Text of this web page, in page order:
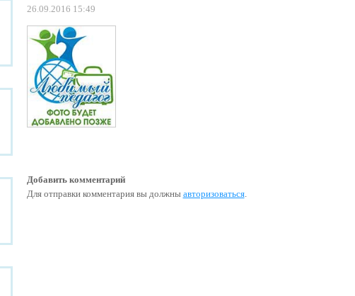
26.09.2016 15:49
Добавить комментарий
Для отправки комментария вы должны авторизоваться.